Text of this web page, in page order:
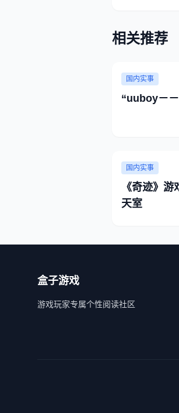
相关推荐
国内实事
“uuboy－
国内实事
《奇迹》
天室
盒子游戏
游戏玩家专属个性阅读社区